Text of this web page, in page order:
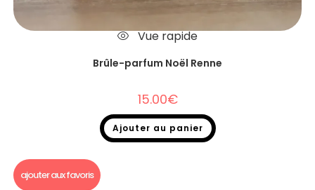
Vue rapide
Brûle-parfum Noël Renne
15.00€
Ajouter au panier
ajouter aux favoris